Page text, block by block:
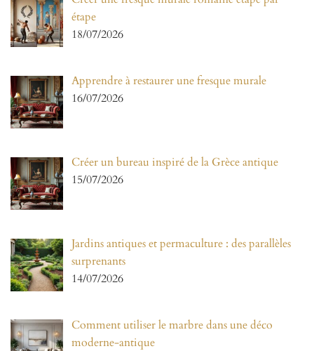
étape
18/07/2026
Apprendre à restaurer une fresque murale
16/07/2026
Créer un bureau inspiré de la Grèce antique
15/07/2026
Jardins antiques et permaculture : des parallèles
surprenants
14/07/2026
Comment utiliser le marbre dans une déco
moderne-antique